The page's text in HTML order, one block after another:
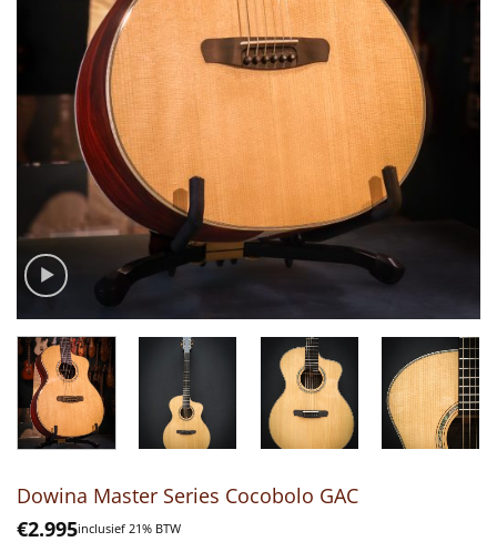
Dowina Master Series Cocobolo GAC
€2.995inclusief 21% BTW